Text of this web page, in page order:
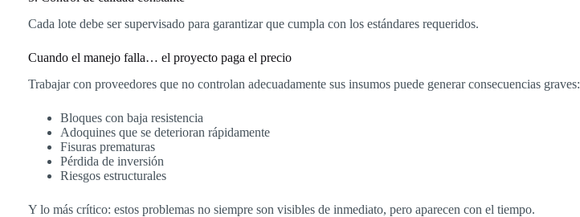
Cada lote debe ser supervisado para garantizar que cumpla con los estándares requeridos.
Cuando el manejo falla… el proyecto paga el precio
Trabajar con proveedores que no controlan adecuadamente sus insumos puede generar consecuencias graves:
Bloques con baja resistencia
Adoquines que se deterioran rápidamente
Fisuras prematuras
Pérdida de inversión
Riesgos estructurales
Y lo más crítico: estos problemas no siempre son visibles de inmediato, pero aparecen con el tiempo.